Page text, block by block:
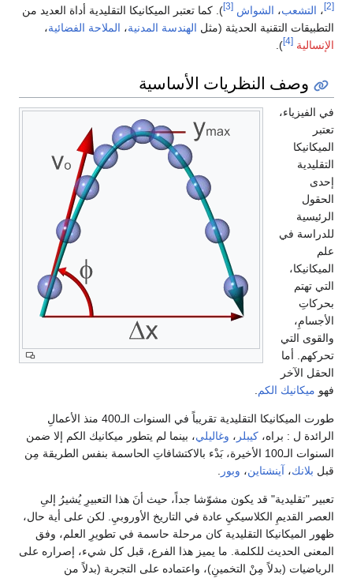
[2] ، التشعب، الشواش [3]
). كما تعتبر الميكانيكا التقليدية أداة العديد من
التطبيقات التقنية الحديثة (مثل الهندسة المدنية، الملاحة الفضائية،
الإنسالية [4]
).
وصف النظريات الأساسية
في الفيزياء،
تعتبر
الميكانيكا
التقليدية
إحدى
الحقول
الرئيسية
للدراسة في
علم
الميكانيكا،
التي تهتم
بحركاتِ
الأجسامِ،
والقوى التي
تحركهم. أما
الحقل الآخر
فهو ميكانيك الكم
طورت الميكانيكا التقليدية تقريباً في السنوات الـ400 منذ الأعمالِ
الرائدة ل : براه، كيبلر ، وغاليلي، بينما لم يتطور ميكانيك الكم إلا ضمن
السنوات الـ100 الأخيرة، بَدْء بالاكتشافاتِ الحاسمة بنفس الطريقة مِن
قبل بلانك، آينشتاين، وبور
تعبير "تقليدية" قد يكون مشوّشا جداً، حيث أنَ هذا التعبيرِ يُشيرُ إلىِ
العصر القديمِ الكلاسيكيِ عادة في التاريخ الأوروبيِ. لكن على أية حال،
ظهور الميكانيكا التقليدية كان مرحلة حاسمة في تطويرِ العلم، وفق
المعنى الحديث للكلمة. ما يميز هذا الفرع، قبل كل شيء، إصراره على
الرياضيات (بدلاً مِنْ التخمينِ)، واعتماده على التجربة (بدلاً من